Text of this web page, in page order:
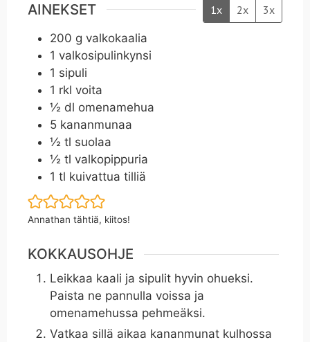
AINEKSET 1x 2x 3x
200 g valkokaalia
1 valkosipulinkynsi
1 sipuli
1 rkl voita
½ dl omenamehua
5 kananmunaa
½ tl suolaa
½ tl valkopippuria
1 tl kuivattua tilliä
Annathan tähtiä, kiitos!
KOKKAUSOHJE
Leikkaa kaali ja sipulit hyvin ohueksi.
Paista ne pannulla voissa ja
omenamehussa pehmeäksi.
Vatkaa sillä aikaa kananmunat kulhossa